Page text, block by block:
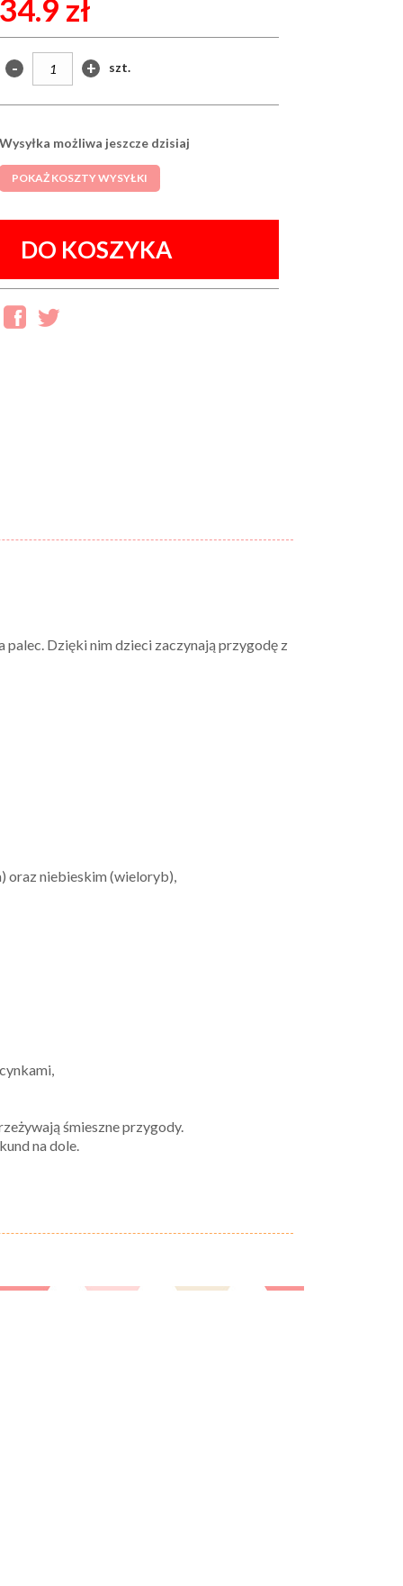
34.9 zł
- + szt.
Wysyłka możliwa jeszcze dzisiaj
POKAŻ KOSZTY WYSYŁKI
DO KOSZYKA
palec. Dzięki nim dzieci zaczynają przygodę z
oraz niebieskim (wieloryb),
śmieszne przygody.
na dole.